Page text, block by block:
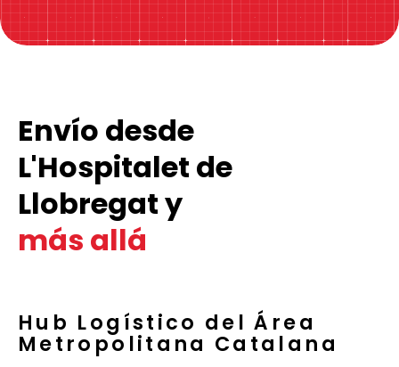
Envío desde
L'Hospitalet de
Llobregat y
más allá
Hub Logístico del Área
Metropolitana Catalana